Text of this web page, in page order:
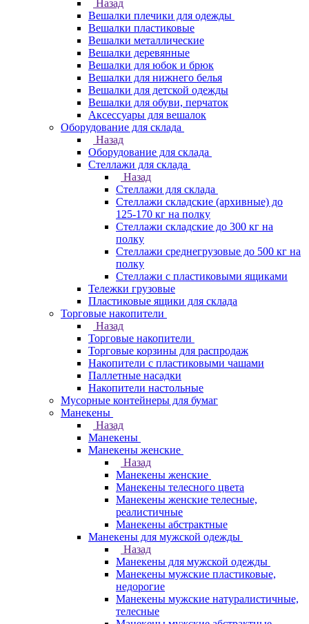
Назад
Вешалки плечики для одежды
Вешалки пластиковые
Вешалки металлические
Вешалки деревянные
Вешалки для юбок и брюк
Вешалки для нижнего белья
Вешалки для детской одежды
Вешалки для обуви, перчаток
Аксессуары для вешалок
Оборудование для склада
Назад
Оборудование для склада
Стеллажи для склада
Назад
Стеллажи для склада
Стеллажи складские (архивные) до
125-170 кг на полку
Стеллажи складские до 300 кг на
полку
Стеллажи среднегрузовые до 500 кг на
полку
Стеллажи с пластиковыми ящиками
Тележки грузовые
Пластиковые ящики для склада
Торговые накопители
Назад
Торговые накопители
Торговые корзины для распродаж
Накопители с пластиковыми чашами
Паллетные насадки
Накопители настольные
Мусорные контейнеры для бумаг
Манекены
Назад
Манекены
Манекены женские
Назад
Манекены женские
Манекены телесного цвета
Манекены женские телесные,
реалистичные
Манекены абстрактные
Манекены для мужской одежды
Назад
Манекены для мужской одежды
Манекены мужские пластиковые,
недорогие
Манекены мужские натуралистичные,
телесные